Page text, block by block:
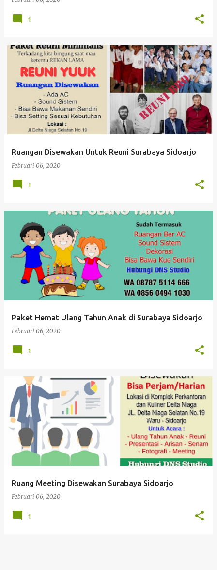
1
Ruangan Disewakan Untuk Reuni Surabaya Sidoarjo
Februari 06, 2020
1
Paket Hemat Ulang Tahun Anak di Surabaya Sidoarjo
Februari 06, 2020
1
Ruang Meeting Disewakan Surabaya Sidoarjo
Februari 06, 2020
1